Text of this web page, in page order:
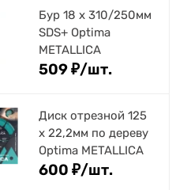
Бур 18 х 310/250мм
SDS+ Optima
METALLICA
509₽/шт.
Диск отрезной 125
x 22,2мм по дереву
Optima METALLICA
600 ₽/шт.